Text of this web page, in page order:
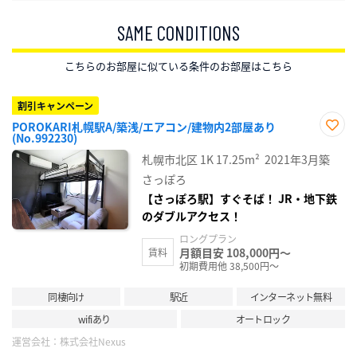
SAME CONDITIONS
こちらのお部屋に似ている条件のお部屋はこちら
割引キャンペーン
POROKARI札幌駅A/築浅/エアコン/建物内2部屋あり
(No.992230)
に入
り登
札幌市北区 1K 17.25m² 2021年3月築
さっぽろ
【さっぽろ駅】すぐそば！ JR・地下鉄
のダブルアクセス！
賃料
ロングプラン
月額目安 108,000円～
初期費用他 38,500円～
同棲向け 駅近
インターネット無料
wifiあり
オートロック
運営会社： 株式会社Nexus